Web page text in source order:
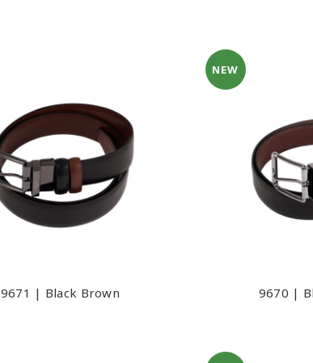
9671 | Black Brown
NEW
9670 |